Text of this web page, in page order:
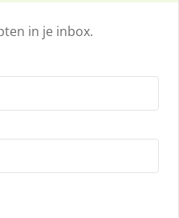
in je inbox.